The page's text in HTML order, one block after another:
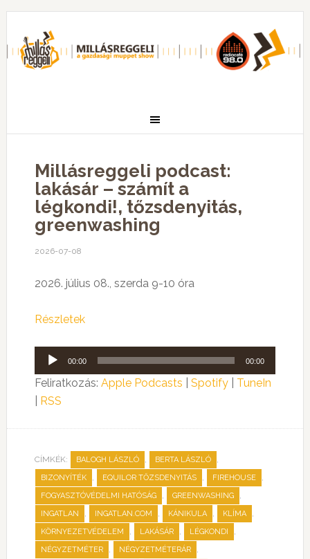
Millásreggeli podcast:
lakásár – számít a
légkondi!, tőzsdenyitás,
greenwashing
2026-07-08
2026. július 08., szerda 9-10 óra
Részletek
Audió
lejátszó
00:00 00:00
Feliratkozás: Apple Podcasts Spotify| TuneIn
RSS
CÍMKÉK: BALOGH LÁSZLÓ , BERTA LÁSZLÓ ,
BIZONYÍTÉK , EQUILOR TŐZSDENYITÁS , FIREHOUSE ,
FOGYASZTÓVÉDELMI HATÓSÁG , GREENWASHING ,
INGATLAN , INGATLAN.COM , KÁNIKULA , KLÍMA ,
KÖRNYEZETVÉDELEM , LAKÁSÁR , LÉGKONDI ,
NÉGYZETMÉTER , NÉGYZETMÉTERÁR ,